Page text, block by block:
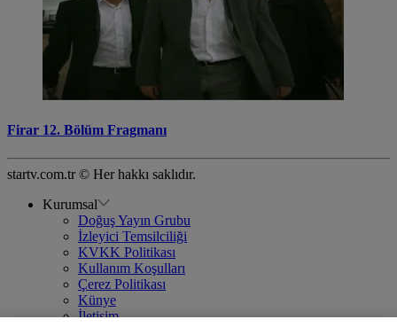
Firar 12. Bölüm Fragmanı
startv.com.tr © Her hakkı saklıdır.
Kurumsal
Doğuş Yayın Grubu
İzleyici Temsilciliği
KVKK Politikası
Kullanım Koşulları
Çerez Politikası
Künye
İletişim